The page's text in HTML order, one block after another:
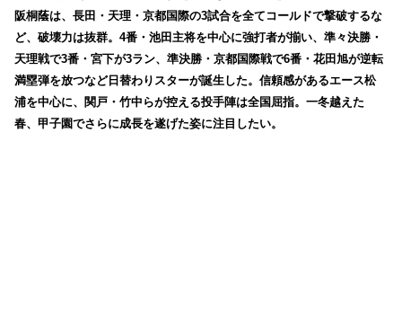
阪桐蔭は、長田・天理・京都国際の3試合を全てコールドで撃破するな
ど、破壊力は抜群。4番・池田主将を中心に強打者が揃い、準々決勝・
天理戦で3番・宮下が3ラン、準決勝・京都国際戦で6番・花田旭が逆転
満塁弾を放つなど日替わりスターが誕生した。信頼感があるエース松
浦を中心に、関戸・竹中らが控える投手陣は全国屈指。一冬越えた
春、甲子園でさらに成長を遂げた姿に注目したい。